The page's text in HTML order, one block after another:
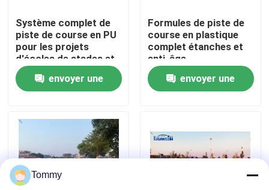
Contrôle de qualité
Nous contacter
Demander un devis
Système complet de
piste de course en PU
pour les projets
d'écoles de stades et
d'installations
sportivesenvoyer une
Formules de piste de
course en plastique
complet étanches et
anti-âge
envoyer une
Tommy